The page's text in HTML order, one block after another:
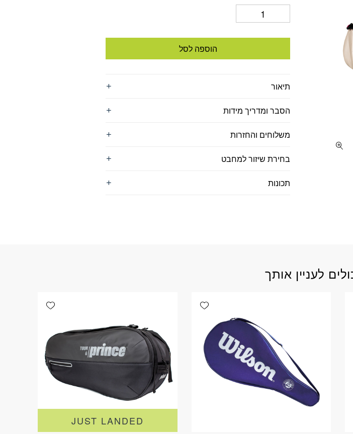
הוספה לסל
תיאור
הסבר ומדריך מידות
משלוחים והחזרות
בחירת שיזור למחבט
תכונות
לעניין אותך
Add
Add wishlist
Add wishlist
JUST LANDED